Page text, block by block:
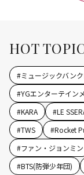
HOT
#ミュージックバン
#YGエンターテイン
#KARA #LE
#TWS #Rocket
#ファン・ジョンミン
#BTS(防弾少年団)